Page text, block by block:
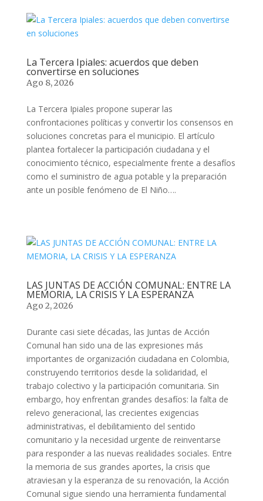
La Tercera Ipiales: acuerdos que deben
convertirse en soluciones
Ago 8, 2026
La Tercera Ipiales propone superar las
confrontaciones políticas y convertir los consensos en
soluciones concretas para el municipio. El artículo
plantea fortalecer la participación ciudadana y el
conocimiento técnico, especialmente frente a desafíos
como el suministro de agua potable y la preparación
ante un posible fenómeno de El Niño….
LAS JUNTAS DE ACCIÓN COMUNAL: ENTRE LA
MEMORIA, LA CRISIS Y LA ESPERANZA
Ago 2, 2026
Durante casi siete décadas, las Juntas de Acción
Comunal han sido una de las expresiones más
importantes de organización ciudadana en Colombia,
construyendo territorios desde la solidaridad, el
trabajo colectivo y la participación comunitaria. Sin
embargo, hoy enfrentan grandes desafíos: la falta de
relevo generacional, las crecientes exigencias
administrativas, el debilitamiento del sentido
comunitario y la necesidad urgente de reinventarse
para responder a las nuevas realidades sociales. Entre
la memoria de sus grandes aportes, la crisis que
atraviesan y la esperanza de su renovación, la Acción
Comunal sigue siendo una herramienta fundamental